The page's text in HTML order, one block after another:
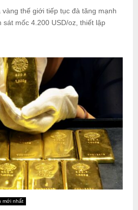
vàng thế giới tiếp tục đà tăng mạnh
mốc 4.200 USD/oz, thiết lập
mới nhất